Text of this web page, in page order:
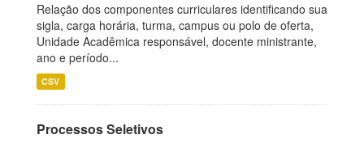
Relação dos componentes curriculares identificando sua
sigla, carga horária, turma, campus ou polo de oferta,
Unidade Acadêmica responsável, docente ministrante,
ano e período...
CSV
Processos Seletivos